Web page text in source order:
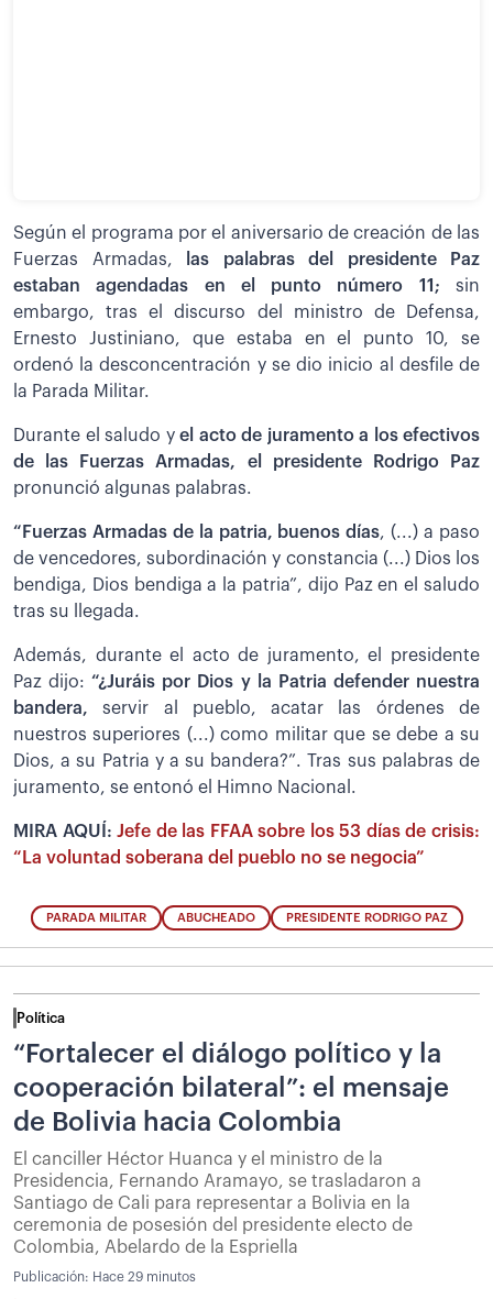
Según el programa por el aniversario de creación de las
Fuerzas Armadas,
las palabras del presidente Paz
estaban agendadas en el punto número 11; sin
embargo, tras el discurso del ministro de Defensa,
Ernesto Justiniano, que estaba en el punto 10, se
ordenó la desconcentración y se dio inicio al desfile de
la Parada Militar.
Durante el saludo yel acto de juramento a los efectivos
de las Fuerzas Armadas, el presidente Rodrigo Paz
pronunció algunas palabras.
“Fuerzas Armadas de la patria, buenos días, (...) a paso
de vencedores, subordinación y constancia (...) Dios los
bendiga, Dios bendiga a la patria”, dijo Paz en el saludo
tras su llegada.
Además, durante el acto de juramento, el presidente
Paz dijo:“¿Juráis por Dios y la Patria defender nuestra
bandera, servir al pueblo, acatar las órdenes de
nuestros superiores (...) como militar que se debe a su
Dios, a su Patria y a su bandera?”. Tras sus palabras de
juramento, se entonó el Himno Nacional.
MIRA AQUÍ:Jefe de las FFAA sobre los 53 días de crisis:
“La voluntad soberana del pueblo no se negocia”
PARADA MILITAR ABUCHEADO PRESIDENTE RODRIGO PAZ
Política
“Fortalecer el diálogo político y la
cooperación bilateral”: el mensaje
de Bolivia hacia Colombia
El canciller Héctor Huanca y el ministro de la
Presidencia, Fernando Aramayo, se trasladaron a
Santiago de Cali para representar a Bolivia en la
ceremonia de posesión del presidente electo de
Colombia, Abelardo de la Espriella
Publicación: Hace 29 minutos